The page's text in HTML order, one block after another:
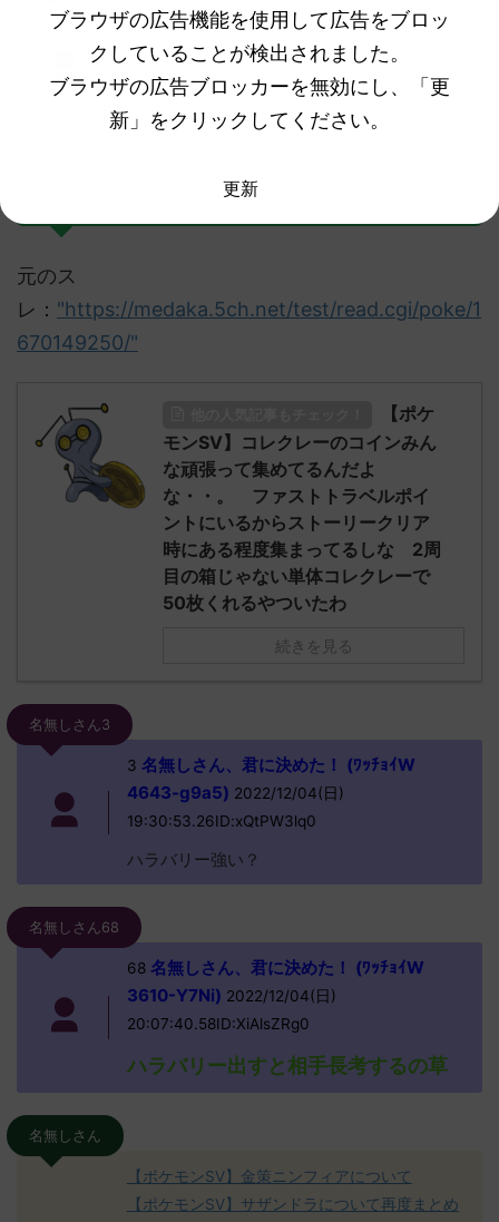
クワッスの人形が可愛すぎて笑ったｗｗ何持っちゃって
るのｗｗ
と！？
ガチでオススメのポケモンSVの攻略本はこれだ！
元のス
レ： "https://medaka.5ch.net/test/read.cgi/poke/1
670149250/"
【ポケ
モンSV】コレクレーのコインみん
な頑張って集めてるんだよ
な・・。 ファストトラベルポイ
ントにいるからストーリークリア
時にある程度集まってるしな 2周
目の箱じゃない単体コレクレーで
50枚くれるやついたわ
続きを見る
名無しさん3
3 名無しさん、君に決めた！ (ﾜｯﾁｮｲW
4643-g9a5) 2022/12/04(日)
19:30:53.26ID:xQtPW3lq0
ハラバリー強い？
名無しさん68
68名無しさん、君に決めた！ (ﾜｯﾁｮｲW
3610-Y7Ni) 2022/12/04(日)
20:07:40.58ID:XiAlsZRg0
ハラバリー出すと相手長考するの草
名無しさん
【ポケモンSV】金策ニンフィアについて
【ポケモンSV】サザンドラについて再度まとめ
ブラウザの広告機能を使用して広告をブロッ
クしていることが検出されました。
ブラウザの広告ブロッカーを無効にし、「更
新」をクリックしてください。
更新